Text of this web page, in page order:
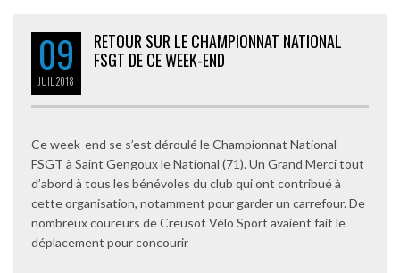
09
JUIL 2018
RETOUR SUR LE CHAMPIONNAT NATIONAL
FSGT DE CE WEEK-END
Ce week-end se s’est déroulé le Championnat National
FSGT à Saint Gengoux le National (71). Un Grand Merci tout
d’abord à tous les bénévoles du club qui ont contribué à
cette organisation, notamment pour garder un carrefour. De
nombreux coureurs de Creusot Vélo Sport avaient fait le
déplacement pour concourir